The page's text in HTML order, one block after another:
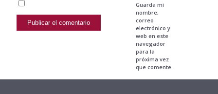
Guarda mi
nombre,
correo
electrónico y
web en este
navegador
para la
próxima vez
que comente.